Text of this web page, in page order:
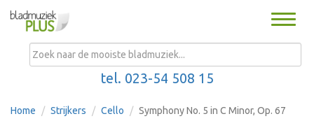
Toggle
tel. 023-54 508 15
MENU
Home Strijkers Cello Symphony No. 5 in C Minor, Op. 67